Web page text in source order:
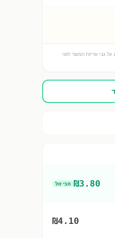
גבי אריזת המוצר לפני
₪3.80 הכי זול
₪4.10